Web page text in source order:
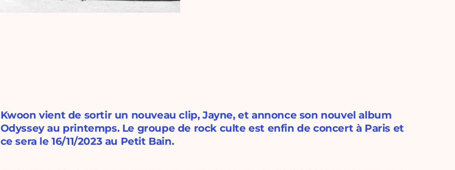
Kwoon vient de sortir un nouveau clip, Jayne, et annonce son nouvel album
Odyssey au printemps. Le groupe de rock culte est enfin de concert à Paris et
ce sera le 16/11/2023 au Petit Bain.